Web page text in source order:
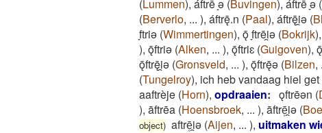
(Lummen), áftrē ̝ǝ (Buvingen), áftrē ̞ǝ (
(Berverlo, ... ), áftrę̄.n (Paal), áftrę̄i̯ǝ (
̞ftriǝ (Wimmertingen), ǭ ̞ftrēi̯ǝ (Bokrijk),
), ǭftriǝ (Alken, ... ), ǭftriɛ (Guigoven),
ǭftrę̄i̯ǝ (Gronsveld, ... ), ǭftrę̄ǝ (Bilzen,
(Tungelroy), ich heb vandaag hiel
aaftrèje (Horn), opdraaien: ǫftrēǝn (
), āftrēa (Hoensbroek, ... ), āftrē̜i̯ǝ (
object) aftrē̜i̯ǝ (Aijen, ... ), uitmaken